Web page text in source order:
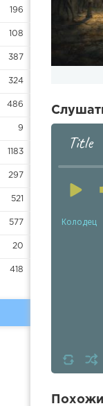
196
108
387
324
486
9
1183
297
521
577
20
418
Title
Колодец